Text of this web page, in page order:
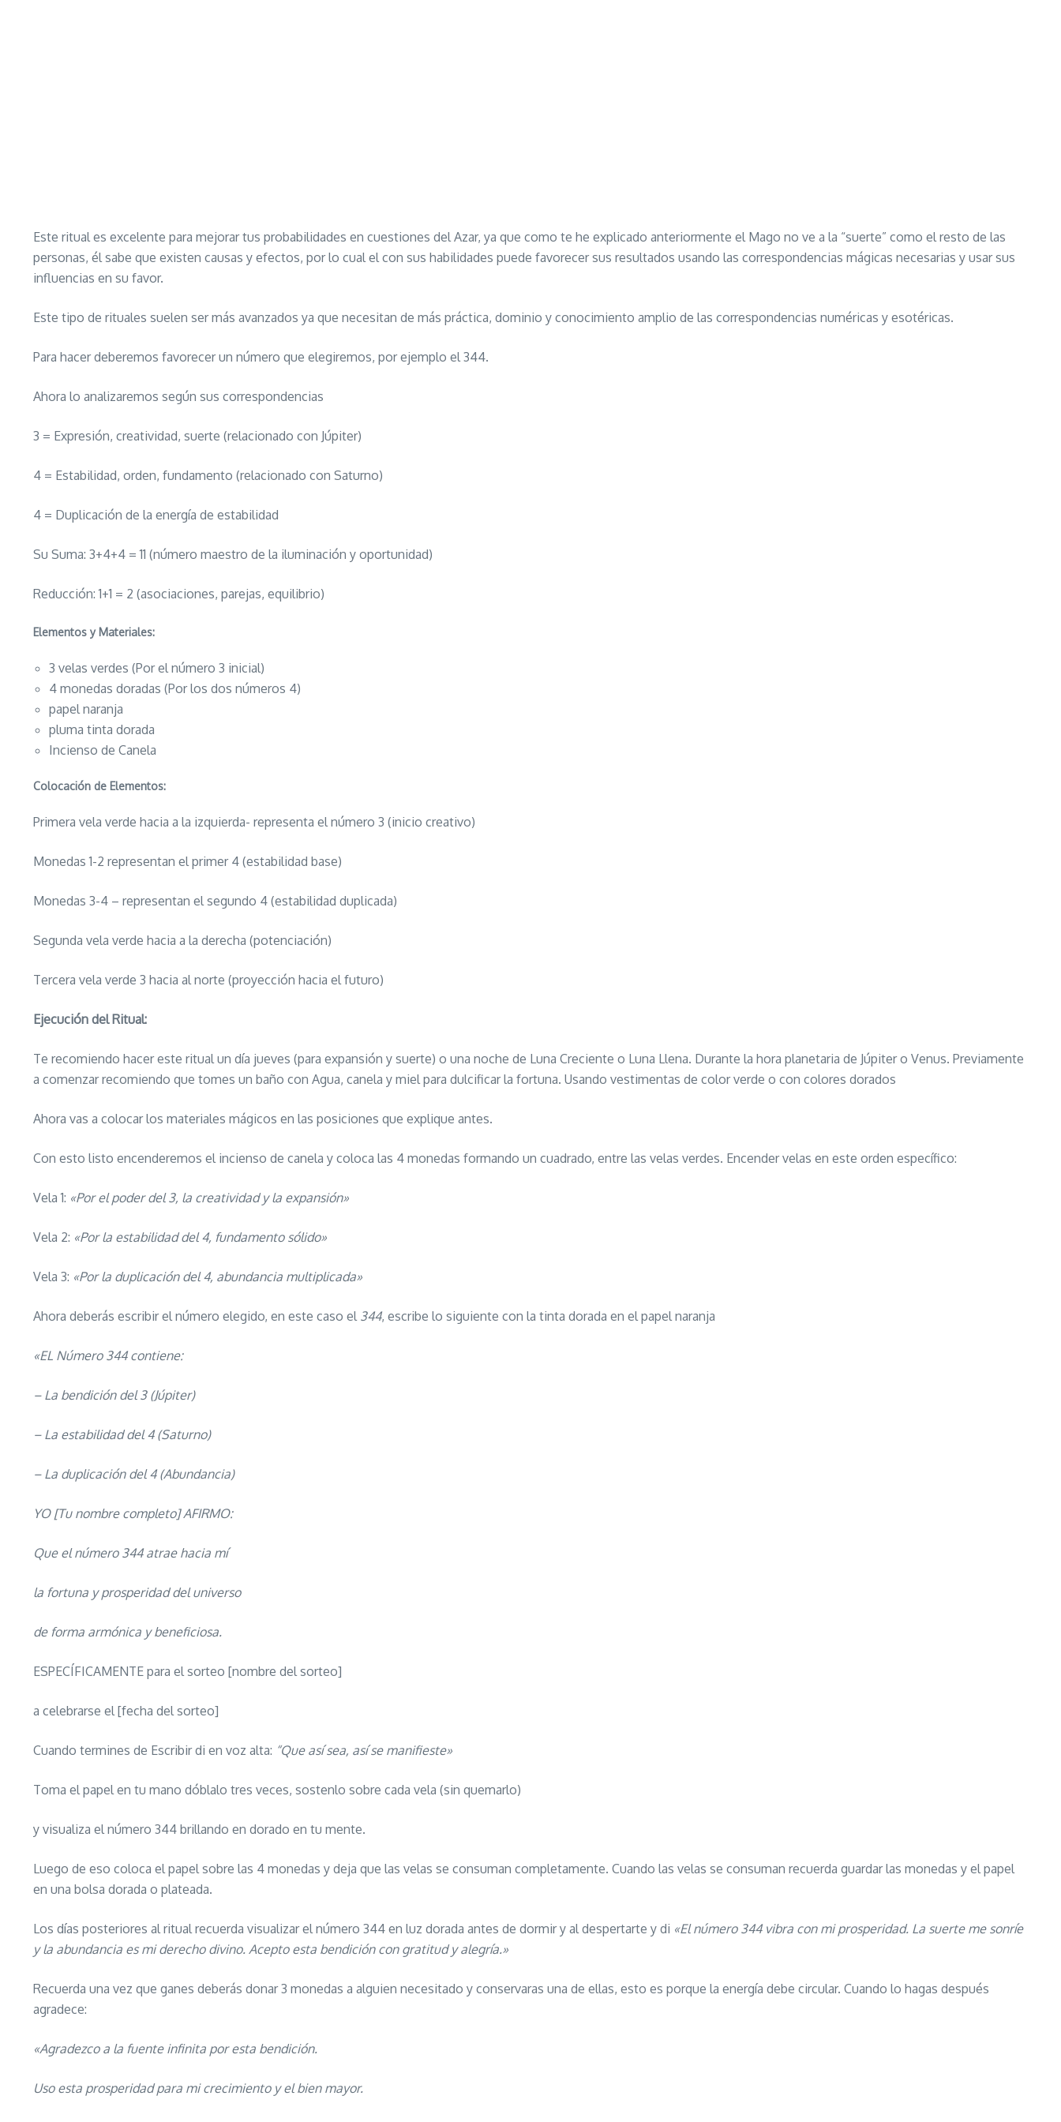
Este ritual es excelente para mejorar tus probabilidades en cuestiones del Azar, ya que como te he explicado anteriormente el Mago no ve a la “suerte” como el resto de las
personas, él sabe que existen causas y efectos, por lo cual el con sus habilidades puede favorecer sus resultados usando las correspondencias mágicas necesarias y usar sus
influencias en su favor.
Este tipo de rituales suelen ser más avanzados ya que necesitan de más práctica, dominio y conocimiento amplio de las correspondencias numéricas y esotéricas.
Para hacer deberemos favorecer un número que elegiremos, por ejemplo el 344.
Ahora lo analizaremos según sus correspondencias
3 = Expresión, creatividad, suerte (relacionado con Júpiter)
4 = Estabilidad, orden, fundamento (relacionado con Saturno)
4 = Duplicación de la energía de estabilidad
Su Suma: 3+4+4 = 11 (número maestro de la iluminación y oportunidad)
Reducción: 1+1 = 2 (asociaciones, parejas, equilibrio)
Elementos y Materiales:
3 velas verdes (Por el número 3 inicial)
4 monedas doradas (Por los dos números 4)
papel naranja
pluma tinta dorada
Incienso de Canela
Colocación de Elementos:
Primera vela verde hacia a la izquierda- representa el número 3 (inicio creativo)
Monedas 1-2 representan el primer 4 (estabilidad base)
Monedas 3-4 – representan el segundo 4 (estabilidad duplicada)
Segunda vela verde hacia a la derecha (potenciación)
Tercera vela verde 3 hacia al norte (proyección hacia el futuro)
Ejecución del Ritual:
Te recomiendo hacer este ritual un día jueves (para expansión y suerte) o una noche de Luna Creciente o Luna Llena. Durante la hora planetaria de Júpiter o Venus. Previamente
a comenzar recomiendo que tomes un baño con Agua, canela y miel para dulcificar la fortuna. Usando vestimentas de color verde o con colores dorados
Ahora vas a colocar los materiales mágicos en las posiciones que explique antes.
Con esto listo encenderemos el incienso de canela y coloca las 4 monedas formando un cuadrado, entre las velas verdes. Encender velas en este orden específico:
Vela 1: «Por el poder del 3, la creatividad y la expansión»
Vela 2: «Por la estabilidad del 4, fundamento sólido»
Vela 3: «Por la duplicación del 4, abundancia multiplicada»
Ahora deberás escribir el número elegido, en este caso el 344, escribe lo siguiente con la tinta dorada en el papel naranja
«EL Número 344 contiene:
– La bendición del 3 (Júpiter)
– La estabilidad del 4 (Saturno)
– La duplicación del 4 (Abundancia)
YO [Tu nombre completo] AFIRMO:
Que el número 344 atrae hacia mí
la fortuna y prosperidad del universo
de forma armónica y beneficiosa.
ESPECÍFICAMENTE para el sorteo [nombre del sorteo]
a celebrarse el [fecha del sorteo]
Cuando termines de Escribir di en voz alta: “Que así sea, así se manifieste»
Toma el papel en tu mano dóblalo tres veces, sostenlo sobre cada vela (sin quemarlo)
y visualiza el número 344 brillando en dorado en tu mente.
Luego de eso coloca el papel sobre las 4 monedas y deja que las velas se consuman completamente. Cuando las velas se consuman recuerda guardar las monedas y el papel
en una bolsa dorada o plateada.
Los días posteriores al ritual recuerda visualizar el número 344 en luz dorada antes de dormir y al despertarte y di «El número 344 vibra con mi prosperidad. La suerte me sonríe
y la abundancia es mi derecho divino. Acepto esta bendición con gratitud y alegría.»
Recuerda una vez que ganes deberás donar 3 monedas a alguien necesitado y conservaras una de ellas, esto es porque la energía debe circular. Cuando lo hagas después
agradece:
«Agradezco a la fuente infinita por esta bendición.
Uso esta prosperidad para mi crecimiento y el bien mayor.